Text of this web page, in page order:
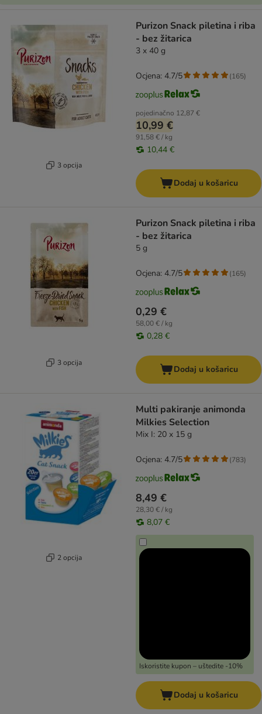
3 opcija
Purizon Snack piletina i riba
- bez žitarica
3 x 40 g
pojedinačno 12,87 €
10,99 €
91,58 € / kg
10,44 €
Ocjena: 4.7/5 (165)
Dodaj u košaricu
3 opcija
Purizon Snack piletina i riba
- bez žitarica
5 g
0,29 €
58,00 € / kg
0,28 €
Ocjena: 4.7/5 (165)
Dodaj u košaricu
2 opcija
Multi pakiranje animonda
Milkies Selection
Mix I: 20 x 15 g
8,49 €
28,30 € / kg
8,07 €
Iskoristite kupon – uštedite -10%
Ocjena: 4.7/5 (783)
Dodaj u košaricu